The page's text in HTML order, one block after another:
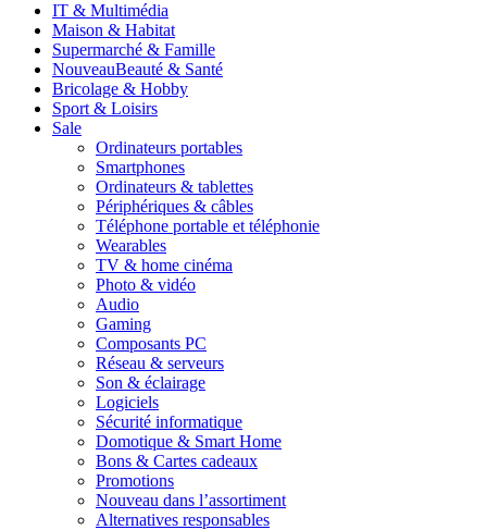
IT & Multimédia
Maison & Habitat
Supermarché & Famille
NouveauBeauté & Santé
Bricolage & Hobby
Sport & Loisirs
Sale
Ordinateurs portables
Smartphones
Ordinateurs & tablettes
Périphériques & câbles
Téléphone portable et téléphonie
Wearables
TV & home cinéma
Photo & vidéo
Audio
Gaming
Composants PC
Réseau & serveurs
Son & éclairage
Logiciels
Sécurité informatique
Domotique & Smart Home
Bons & Cartes cadeaux
Promotions
Nouveau dans l’assortiment
Alternatives responsables